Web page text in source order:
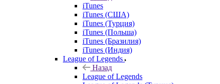
iTunes
iTunes (США)
iTunes (Турция)
iTunes (Польша)
iTunes (Бразилия)
iTunes (Индия)
League of Legends
Назад
League of Legends